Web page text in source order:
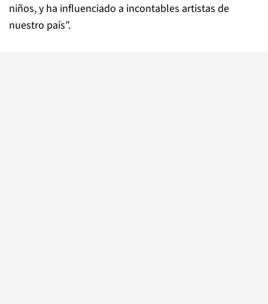
niños, y ha influenciado a incontables artistas de
nuestro país”.